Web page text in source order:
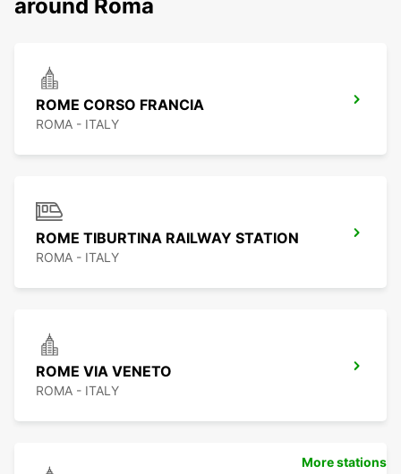
around Roma
ROME CORSO FRANCIA
ROMA - ITALY
ROME TIBURTINA RAILWAY STATION
ROMA - ITALY
ROME VIA VENETO
ROMA - ITALY
More stations